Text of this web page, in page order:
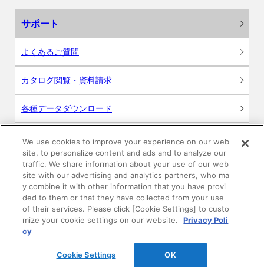
サポート
よくあるご質問
カタログ閲覧・資料請求
各種データダウンロード
WEB見積・各種シミュレーション
交換用部品の購入
修理・点検
お問い合わせ
We use cookies to improve your experience on our web
site, to personalize content and ads and to analyze our
traffic. We share information about your use of our web
site with our advertising and analytics partners, who ma
y combine it with other information that you have provi
ded to them or that they have collected from your use
of their services. Please click [Cookie Settings] to custo
mize your cookie settings on our website.
Privacy Poli
cy
Cookie Settings OK